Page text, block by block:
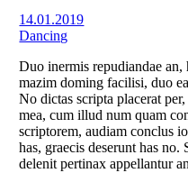
14.01.2019
Dancing
Duo inermis repudiandae
mazim doming facilisi, duo
No dictas scripta placerat
mea, cum illud num quam
scriptorem, audiam conclus
has, graecis deserunt has
delenit pertinax appellantur